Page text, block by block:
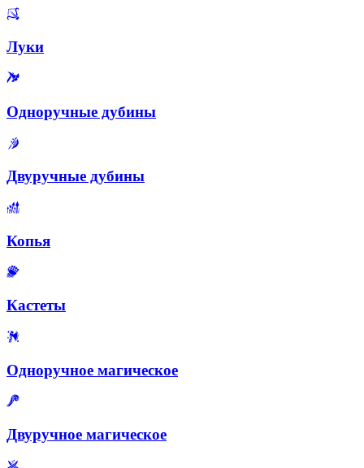
Луки
Одноручные дубины
Двуручные дубины
Копья
Кастеты
Одноручное магическое
Двуручное магическое